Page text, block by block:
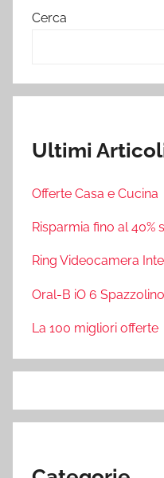
Cerca
Ultimi
Offerte Casa e Cucina
Risparmia fino al 40%
Ring Videocamera
Oral-B iO 6
La 100 migliori offerte